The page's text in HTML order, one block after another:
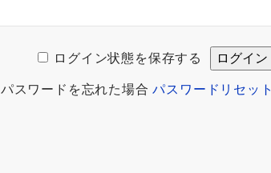
ログイン状態を保存する
パスワードを忘れた場合パスワードリセット